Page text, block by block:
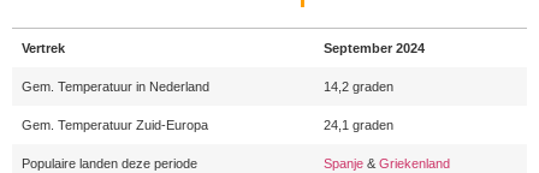
Vertrek September 2024
Gem. Temperatuur in Nederland 14,2 graden
Gem. Temperatuur Zuid-Europa 24,1 graden
Populaire landen deze periode Spanje & Griekenland